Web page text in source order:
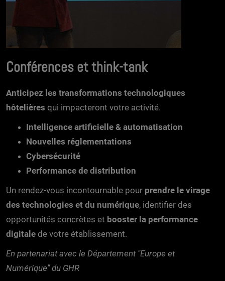
Conférences et think-tank
Anticipez les transformations technologiques
hôtelières qui impacteront votre activité.
Intelligence artificielle & automatisation
Nouvelles réglementations
Cybersécurité
Performance de distribution
Un rendez-vous incontournable pour prendre le virage
des technologies et du numérique, identifier des
opportunités concrètes et booster la performance
digitale de votre établissement.
En partenariat avec le Département "Europe et
Numérique" du GHR